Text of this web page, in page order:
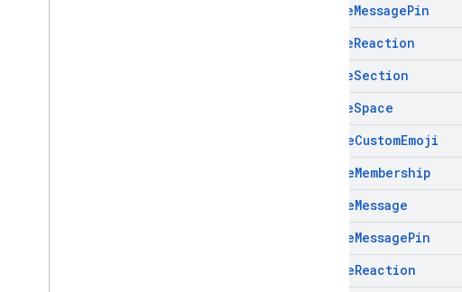
CreateMessagePin
CreateReaction
CreateSection
CreateSpace
DeleteCustomEmoji
DeleteMembership
DeleteMessage
DeleteMessagePin
DeleteReaction